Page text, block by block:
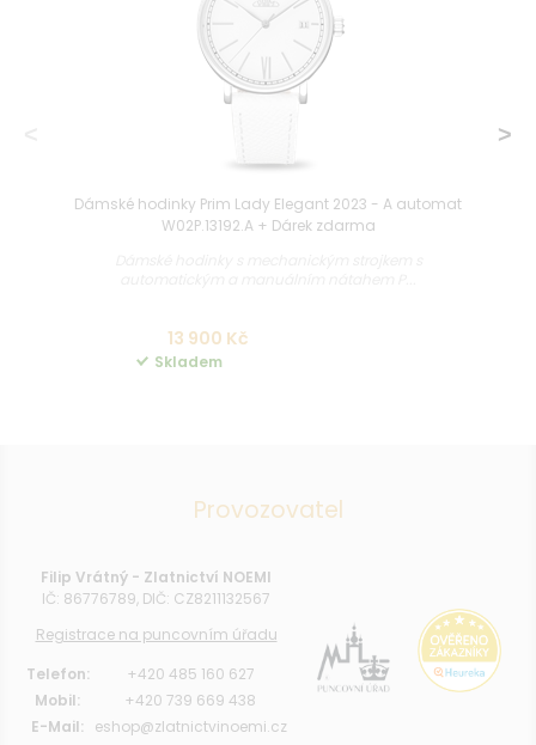
Dámské hodinky Prim Lady Elegant 2023 - A automat
W02P.13192.A + Dárek zdarma
13 900 Kč
Skladem
Provozovatel
Filip Vrátný - Zlatnictví NOEMI
IČ: 86776789, DIČ: CZ8211132567
Registrace na puncovním úřadu
Telefon:
+420 485 160 627
Mobil:
+420 739 669 438
E-Mail:
eshop@zlatnictvinoemi.cz